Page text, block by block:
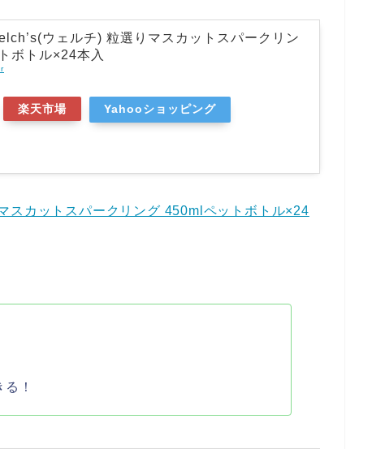
ウェルチ) 粒選りマスカットスパークリン
ボトル×24本入
楽天市場 Yahooショッピング
スカットスパークリング 450mlペットボトル×24
！